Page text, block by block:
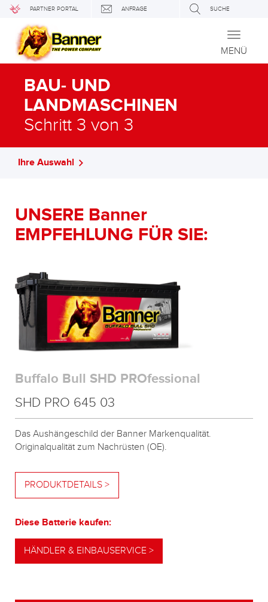
PARTNER PORTAL ANFRAGE SUCHE
Toggle
MENÜ
BAU- UND
LANDMASCHINEN
Schritt 3 von 3
Ihre Auswahl
UNSERE Banner
EMPFEHLUNG FÜR SIE:
Buffalo Bull SHD PROfessional
SHD PRO 645 03
Das Aushängeschild der Banner Markenqualität.
Originalqualität zum Nachrüsten (OE).
PRODUKTDETAILS >
Diese Batterie kaufen:
HÄNDLER & EINBAUSERVICE >